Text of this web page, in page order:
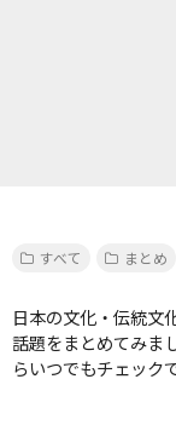
すべて
まとめ
日本の文化・伝統文
話題をまとめてみま
らいつでもチェック